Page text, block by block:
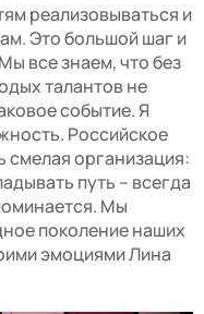
реализовываться и
Это большой шаг и
все знаем, что без
талантов не
событие. Я
Российское
смелая организация:
путь – всегда
Мы
поколение наших
эмоциями Лина